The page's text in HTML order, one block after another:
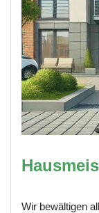
Wir bewältigen